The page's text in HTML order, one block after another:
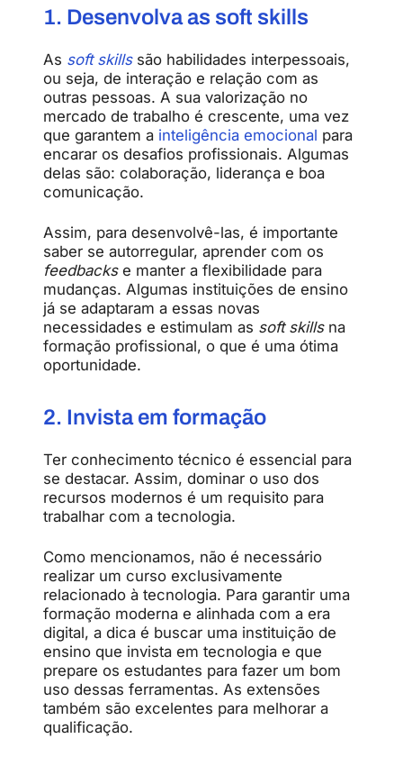
1. Desenvolva as soft skills
As soft skillssão habilidades interpessoais,
ou seja, de interação e relação com as
outras pessoas. A sua valorização no
mercado de trabalho é crescente, uma vez
que garantem a inteligência emocional para
encarar os desafios profissionais. Algumas
delas são: colaboração, liderança e boa
comunicação.
Assim, para desenvolvê-las, é importante
saber se autorregular, aprender com os
feedbackse manter a flexibilidade para
mudanças. Algumas instituições de ensino
já se adaptaram a essas novas
necessidades e estimulam as soft skillsna
formação profissional, o que é uma ótima
oportunidade.
2. Invista em formação
Ter conhecimento técnico é essencial para
se destacar. Assim, dominar o uso dos
recursos modernos é um requisito para
trabalhar com a tecnologia.
Como mencionamos, não é necessário
realizar um curso exclusivamente
relacionado à tecnologia. Para garantir uma
formação moderna e alinhada com a era
digital, a dica é buscar uma instituição de
ensino que invista em tecnologia e que
prepare os estudantes para fazer um bom
uso dessas ferramentas. As extensões
também são excelentes para melhorar a
qualificação.